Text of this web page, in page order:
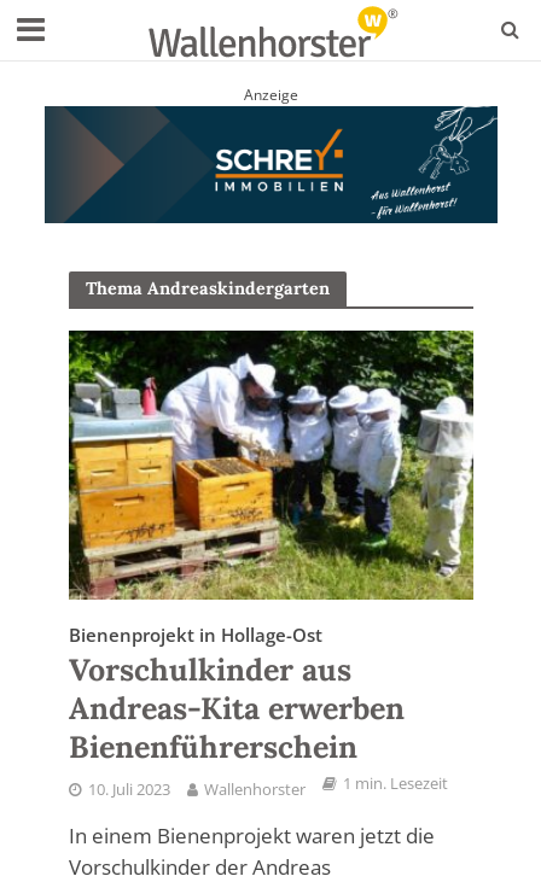
Anzeige
Thema Andreaskindergarten
Bienenprojekt in Hollage-Ost
Vorschulkinder aus
Andreas-Kita erwerben
Bienenführerschein
10. Juli 2023 Wallenhorster 1 min. Lesezeit
In einem Bienenprojekt waren jetzt die
Vorschulkinder der Andreas